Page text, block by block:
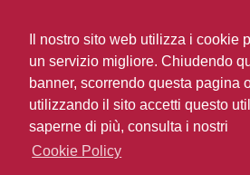
Il nostro sito web utilizza i cookie
un servizio migliore. Chiudendo
banner, scorrendo questa pagina
utilizzando il sito accetti questo
saperne di più, consulta i nostri
Cookie Policy